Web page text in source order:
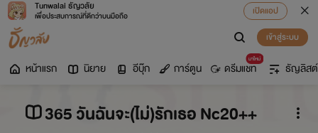
Tunwalai ธัญวลัย
เพื่อประสบการณ์ที่ดีกว่าบนมือถือ
เปิดแอป
เข้าสู่ระบบ
หน้าแรก นิยาย อีบุ๊ก การ์ตูน
มาใหม่
ดรีมแชท ธัญลิสต์
365 วันฉันจะ(ไม่)รักเธอ Nc20++